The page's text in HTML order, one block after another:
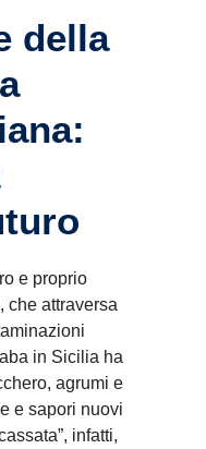
della
e proprio
che attraversa
in Sicilia ha
agrumi e
e sapori nuovi
infatti,